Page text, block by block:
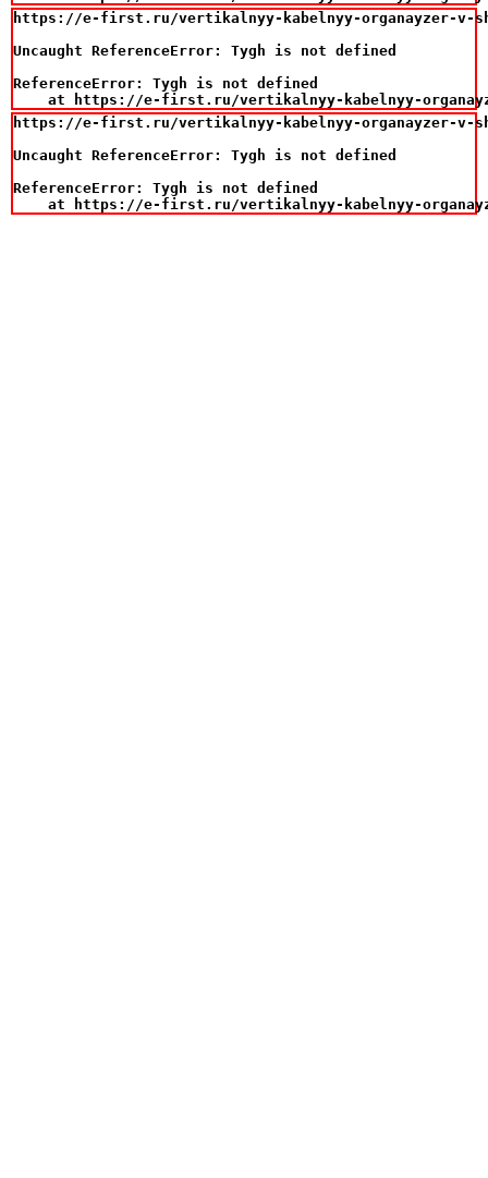
https://e-first.ru/vertikalnyy-kabelnyy-organayzer-v-
Uncaught ReferenceError: Tygh is not defined
ReferenceError: Tygh is not defined
at https://e-first.ru/vertikalnyy-kabelnyy-
https://e-first.ru/vertikalnyy-kabelnyy-organayzer-v-
Uncaught ReferenceError: Tygh is not defined
ReferenceError: Tygh is not defined
at https://e-first.ru/vertikalnyy-kabelnyy-